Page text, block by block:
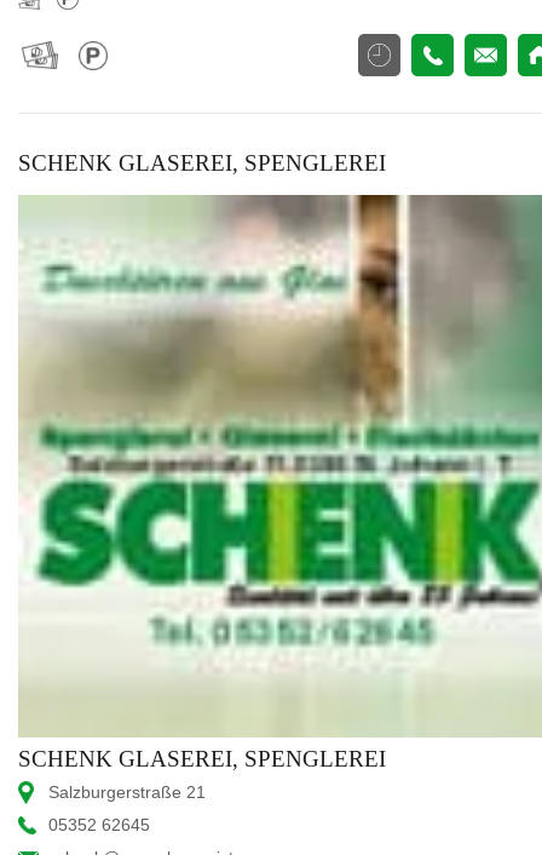
SCHENK GLASEREI, SPENGLEREI
SCHENK GLASEREI, SPENGLEREI
Salzburgerstraße 21
05352 62645